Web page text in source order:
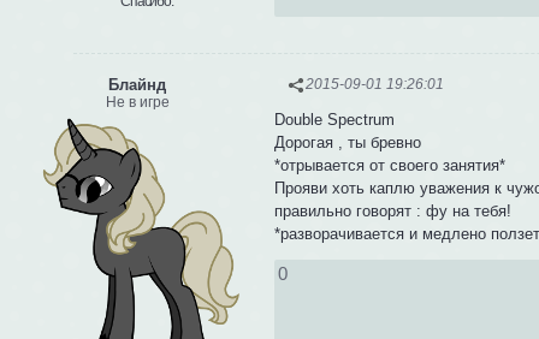
2015-09-01 19:26:01
Блайнд
Не в игре
Double Spectrum
Дорогая , ты бревно
*отрывается от своего занятия*
Прояви хоть каплю уважения к
правильно говорят : фу на тебя!
*разворачивается и медлено
0